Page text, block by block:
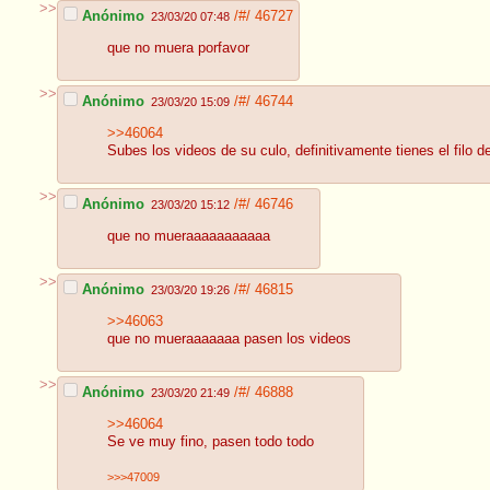
>> Anónimo 23/03/20 07:48 /#/ 46727
que no muera porfavor
>> Anónimo 23/03/20 15:09 /#/ 46744
>>46064
Subes los videos de su culo, definitivamente tienes el filo
>> Anónimo 23/03/20 15:12 /#/ 46746
que no mueraaaaaaaaaaa
>> Anónimo 23/03/20 19:26 /#/ 46815
>>46063
que no mueraaaaaaa pasen los videos
>> Anónimo 23/03/20 21:49 /#/ 46888
>>46064
Se ve muy fino, pasen todo todo
>>>47009